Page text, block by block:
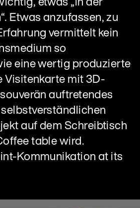
etwas „in der
Etwas anzufassen, zu
vermittelt kein
so
eine wertig produzierte
Visitenkarte mit 3D-
auftretendes
selbstverständlichen
auf dem Schreibtisch
table wird.
Kommunikation at its